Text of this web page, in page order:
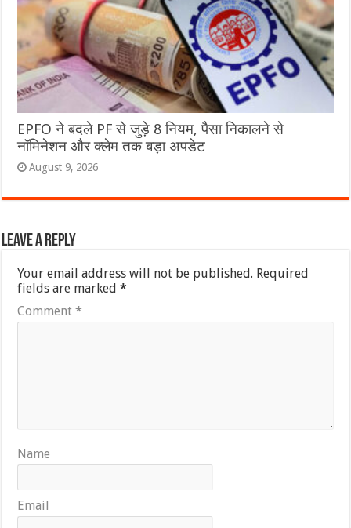
EPFO ने बदले PF से जुड़े 8 नियम, पैसा निकालने से
नॉमिनेशन और क्लेम तक बड़ा अपडेट
August 9, 2026
Leave a Reply
Your email address will not be published. Required
fields are marked*
Comment*
Name
Email